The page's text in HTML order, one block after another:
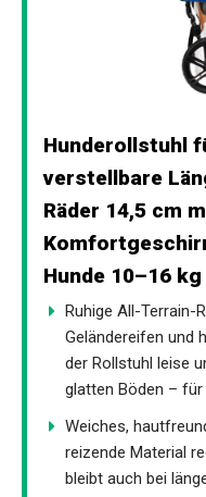
Hunderollstuhl
verstellbare
Räder 14,5 cm
Hunde 10–16 kg
Ruhige All-Terrain-
Geländereifen und
der Rollstuhl leise
glatten Böden –
Weiches,
reizende Material
bleibt auch bei